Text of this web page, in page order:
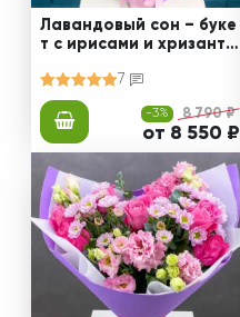
Лавандовый сон – буке
т с ирисами и хризанте
7
-3% 8 790 ₽
от 8 550 ₽